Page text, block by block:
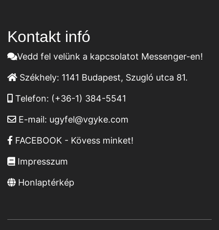
Kontakt infó
Vedd fel velünk a kapcsolatot Messenger-en!
Székhely: 1141 Budapest, Szugló utca 81.
Telefon: (+36-1) 384-5541
E-mail: ugyfel@vgyke.com
FACEBOOK - Kövess minket!
Impresszum
Honlaptérkép